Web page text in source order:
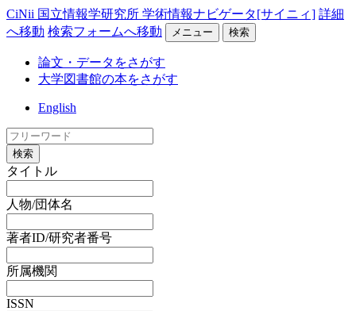
CiNii 国立情報学研究所 学術情報ナビゲータ[サイニィ] 詳細
へ移動 検索フォームへ移動 メニュー 検索
論文・データをさがす
大学図書館の本をさがす
English
検索
タイトル
人物/団体名
著者ID/研究者番号
所属機関
ISSN